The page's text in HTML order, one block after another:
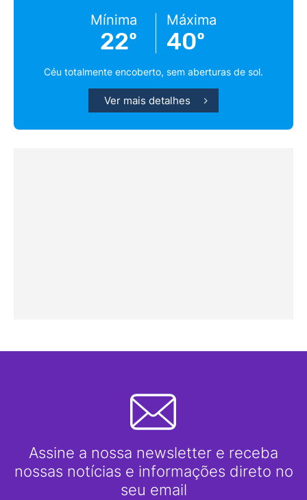
Mínima
22º
Máxima
40º
Céu totalmente encoberto, sem aberturas de sol.
Ver mais detalhes
Assine a nossa newsletter e receba
nossas notícias e informações direto no
seu email